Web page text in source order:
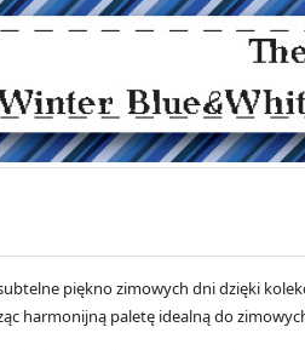
piękno zimowych dni dzięki
harmonijną paletę idealną do